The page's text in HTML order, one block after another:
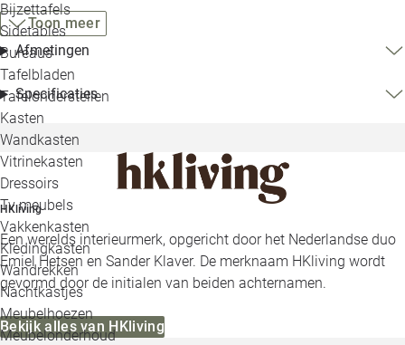
Bijzettafels
Sidetables
Bureaus
Tafelbladen
Tafelonderstellen
Kasten
Wandkasten
Vitrinekasten
Dressoirs
Tv meubels
Vakkenkasten
Kledingkasten
Wandrekken
Nachtkastjes
Meubelhoezen
Meubelonderhoud
Alle
Toon meer
Afmetingen
Specificaties
HKliving
Een werelds interieurmerk, opgericht door het Nederlandse duo
Emiel Hetsen en Sander Klaver. De merknaam HKliving wordt
gevormd door de initialen van beiden achternamen.
Bekijk alles van HKliving